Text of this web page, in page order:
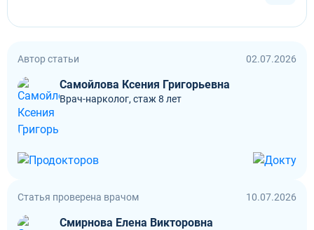
Автор статьи 02.07.2026
Самойлова Ксения Григорьевна
Врач-нарколог, стаж 8 лет
Статья проверена врачом 10.07.2026
Смирнова Елена Викторовна